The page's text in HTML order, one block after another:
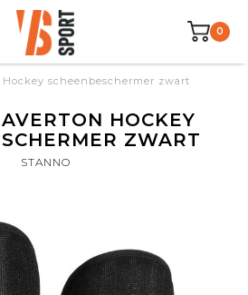
0
Hockey scheenbeschermer zwart
HOCKEY
ZWART
STANNO